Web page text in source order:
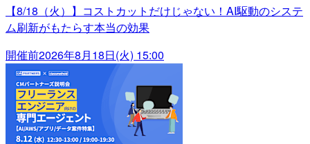
【8/18（火）】コストカットだけじゃない！AI駆動のシステ
ム刷新がもたらす本当の効果
開催前2026年8月18日(火) 15:00